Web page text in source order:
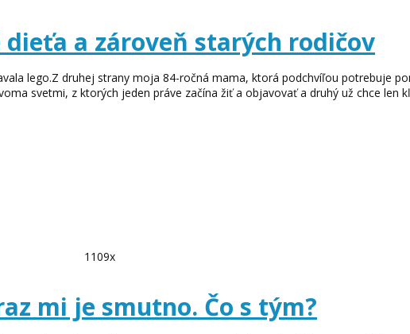
a zároveň starých rodičov
lego.Z druhej strany moja 84-ročná mama, ktorá podchvíľou potrebuje
svetmi, z ktorých jeden práve začína žiť a objavovať a druhý už chce len
1109x
mi je smutno. Čo s tým?